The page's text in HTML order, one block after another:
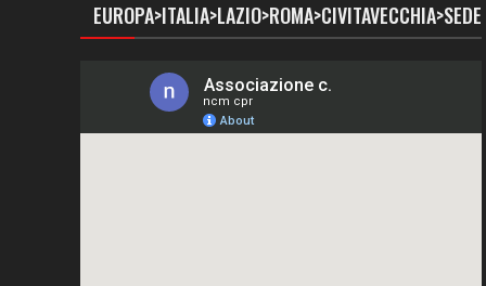
EUROPA>ITALIA>LAZIO>ROMA>CIVITAVECCHIA>SEDE